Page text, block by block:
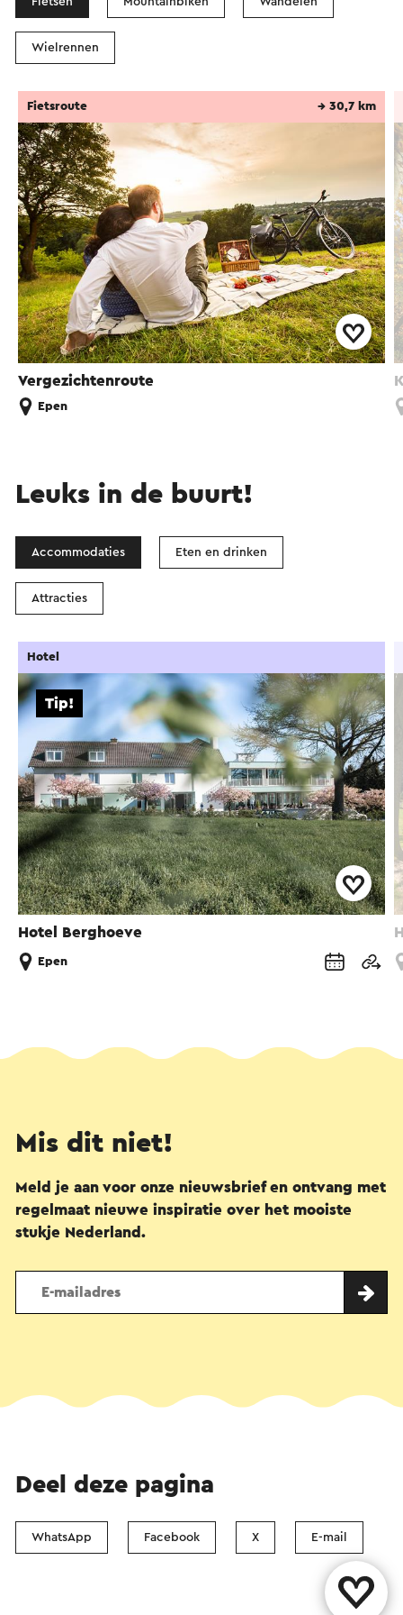
Wielrennen
Vergezichtenroute
Fietsroute → 30,7 km
Epen
Leuks in de buurt!
Accommodaties Eten en drinken
Attracties
Hotel Berghoeve
Tip!
Hotel
Epen
Mis dit niet!
Meld je aan voor onze nieuwsbrief en ontvang met
regelmaat nieuwe inspiratie over het mooiste
stukje Nederland.
Deel deze pagina
WhatsApp Facebook X E-mail